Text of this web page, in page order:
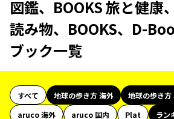
図鑑、BOOKS 旅と健康
読み物、BOOKS、D-
ブック一覧
すべて 地球の歩き方 海外
地球の歩き方
aruco 海外
aruco 国内 Plat
ラン